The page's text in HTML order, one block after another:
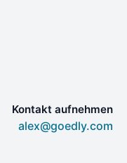
Kontakt aufnehmen
alex@goedly.com